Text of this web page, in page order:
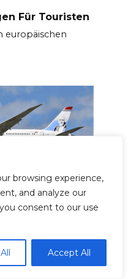
browsing experience,
and analyze our
consent to our use
Accept All
Für Touristen
europäischen
Norwegen
Norwegen auf